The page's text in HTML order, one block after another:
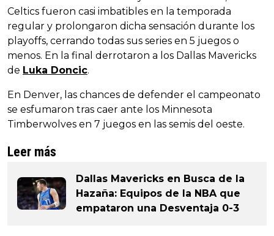
Celtics fueron casi imbatibles en la temporada
regular y prolongaron dicha sensación durante los
playoffs, cerrando todas sus series en 5 juegos o
menos. En la final derrotaron a los Dallas Mavericks
de Luka Doncic.
En Denver, las chances de defender el campeonato
se esfumaron tras caer ante los Minnesota
Timberwolves en 7 juegos en las semis del oeste.
Leer más
Dallas Mavericks en Busca de la
Hazaña: Equipos de la NBA que
empataron una Desventaja 0-3